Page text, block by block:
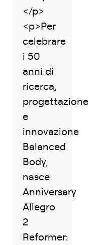
</p>
<p>Per
celebrare
i 50
anni di
ricerca,
progettazione
e
innovazione
Balanced
Body,
nasce
Anniversary
Allegro
2
Reformer: